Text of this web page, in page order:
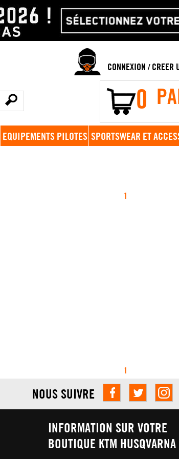
CONNEXION/ CREER
0
EQUIPEMENTS PILOTES SPORTSWEAR ET
1
1
NOUS SUIVRE
INFORMATION SUR VOTRE
BOUTIQUE KTM HUSQVARNA